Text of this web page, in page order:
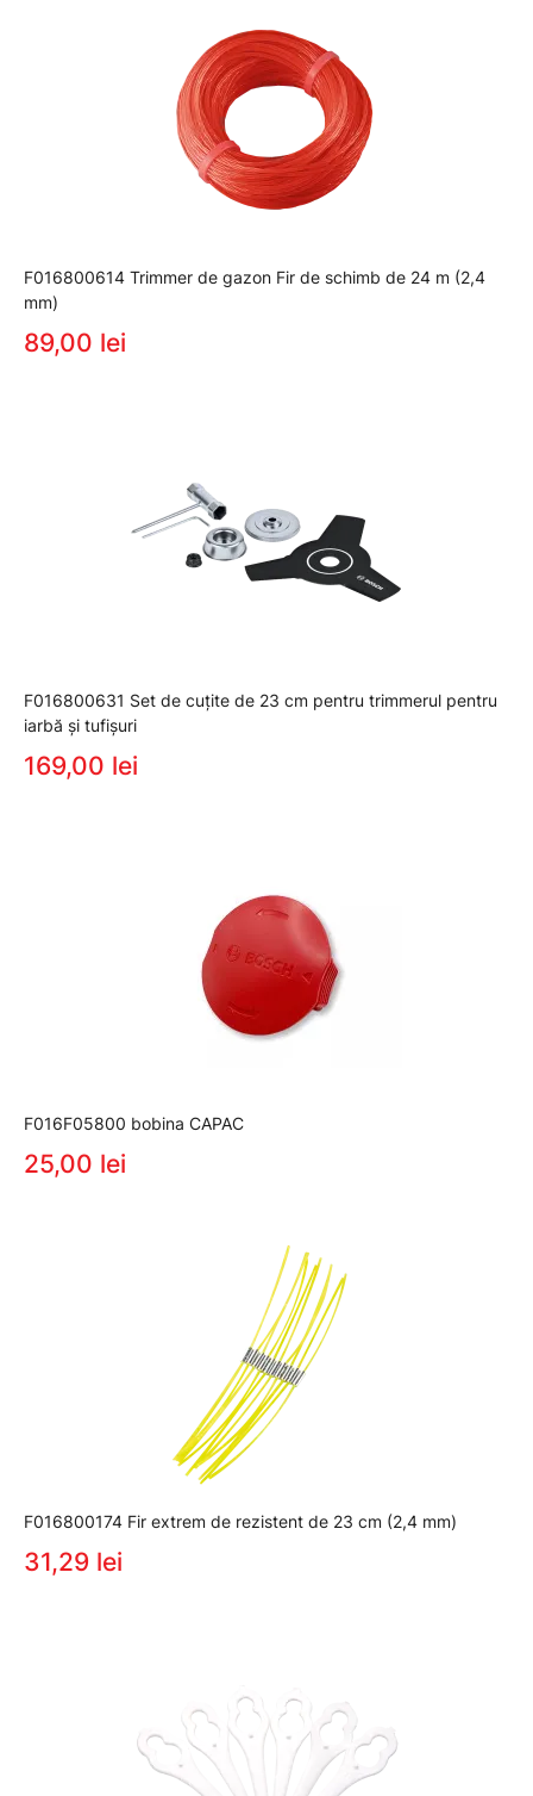
F016800614 Trimmer de gazon Fir de schimb de 24 m (2,4
mm)
89,00 lei
F016800631 Set de cuţite de 23 cm pentru trimmerul pentru
iarbă şi tufişuri
169,00 lei
F016F05800 bobina CAPAC
25,00 lei
F016800174 Fir extrem de rezistent de 23 cm (2,4 mm)
31,29 lei